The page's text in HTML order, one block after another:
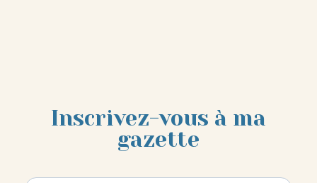
Inscrivez-vous à ma
gazette